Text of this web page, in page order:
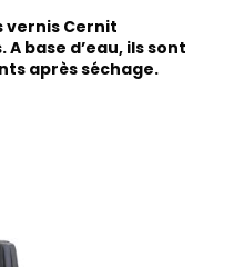
vernis Cernit
base d’eau, ils sont
après séchage.